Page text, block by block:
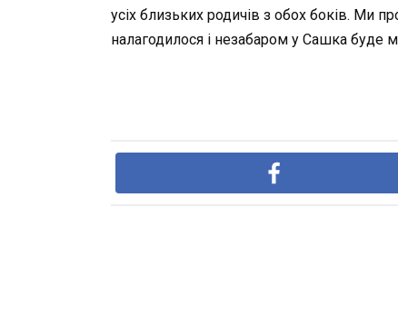
усіх близьких родичів з обох боків. Ми
налагодилося і незабаром у Сашка буде